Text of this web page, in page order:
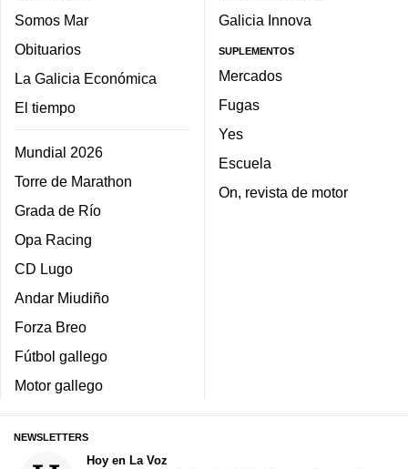
Somos Mar
Obituarios
La Galicia Económica
El tiempo
Mundial 2026
Torre de Marathon
Grada de Río
Opa Racing
CD Lugo
Andar Miudiño
Forza Breo
Fútbol gallego
Motor gallego
Galicia Innova
SUPLEMENTOS
Mercados
Fugas
Yes
Escuela
On, revista de motor
NEWSLETTERS
Hoy en La Voz